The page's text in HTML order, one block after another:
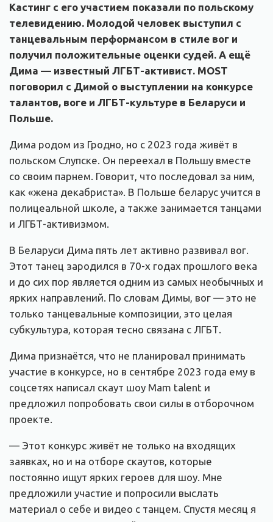
Кастинг с его участием показали по польскому
телевидению. Молодой человек выступил с
танцевальным перформансом в стиле вог и
получил положительные оценки судей. А ещё
Дима — известный ЛГБТ-активист. MOST
поговорил с Димой о выступлении на конкурсе
талантов, воге и ЛГБТ-культуре в Беларуси и
Польше.
Дима родом из Гродно, но с 2023 года живёт в
польском Слупске. Он переехал в Польшу вместе
со своим парнем. Говорит, что последовал за ним,
как «жена декабриста». В Польше беларус учится в
полицеальной школе, а также занимается танцами
и ЛГБТ-активизмом.
В Беларуси Дима пять лет активно развивал вог.
Этот танец зародился в 70-х годах прошлого века
и до сих пор является одним из самых необычных и
ярких направлений. По словам Димы, вог — это не
только танцевальные композиции, это целая
субкультура, которая тесно связана с ЛГБТ.
Дима признаётся, что не планировал принимать
участие в конкурсе, но в сентябре 2023 года ему в
соцсетях написал скаут шоу Mam talent и
предложил попробовать свои силы в отборочном
проекте.
— Этот конкурс живёт не только на входящих
заявках, но и на отборе скаутов, которые
постоянно ищут ярких героев для шоу. Мне
предложили участие и попросили выслать
материал о себе и видео с танцем. Спустя месяц я